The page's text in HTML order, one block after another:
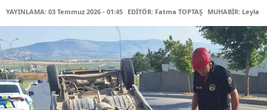
YAYINLAMA: 03 Temmuz 2026 - 01:45 EDİTÖR: Fatma TOPTAŞ MUHABİR: Leyla